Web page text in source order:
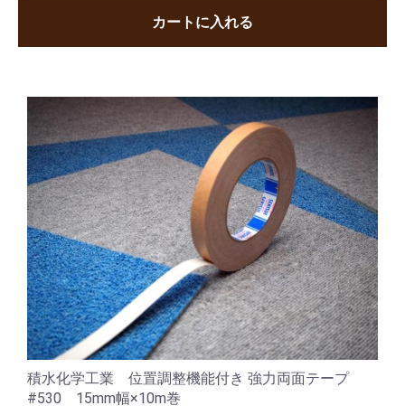
カートに入れる
積水化学工業 位置調整機能付き 強力両面テープ
#530 15mm幅×10m巻